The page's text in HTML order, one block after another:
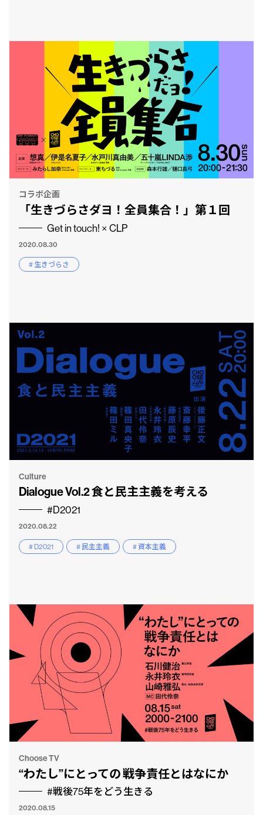
とも
コラボ企画
「生きづらさダヨ！全員集合！」第１回
Get in touch! × CLP
2020.08.30
# 生きづらさ
Culture
Dialogue Vol.2 食と民主主義を考える
#D2021
2020.08.22
# D2021 # 民主主義 # 資本主義
Choose TV
“わたし”にとっての 戦争責任とはなにか
#戦後75年をどう生きる
2020.08.15